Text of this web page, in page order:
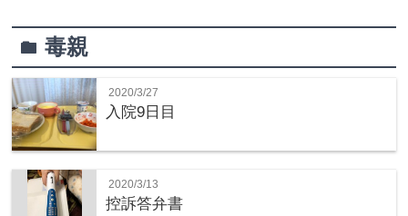
folder毒親
2020/3/27
入院9日目
2020/3/13
控訴答弁書